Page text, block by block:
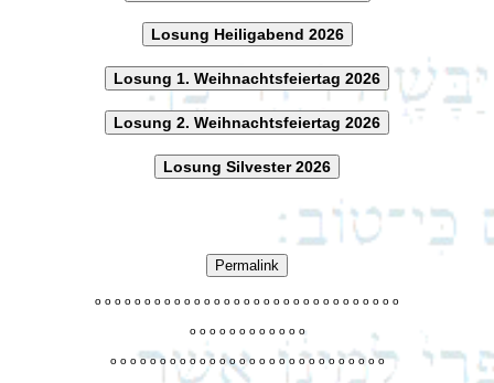
Losung Heiligabend 2026
Losung 1. Weihnachtsfeiertag 2026
Losung 2. Weihnachtsfeiertag 2026
Losung Silvester 2026
Permalink
o o o o o o o o o o o o o o o o o o o o o o o o o o o o o o o
o o o o o o o o o o o o
o o o o o o o o o o o o o o o o o o o o o o o o o o o o